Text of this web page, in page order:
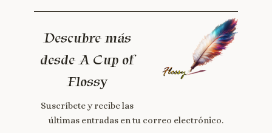
Descubre más
desde A Cup of
Flossy
Suscríbete y recibe las
últimas entradas en tu correo electrónico.